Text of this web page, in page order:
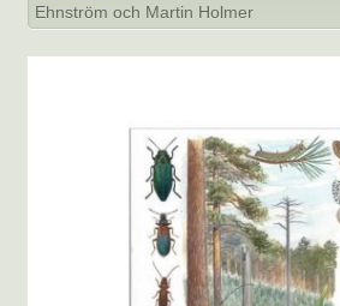
Ehnström och Martin Holmer